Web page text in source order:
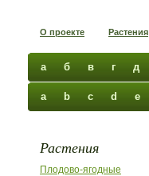
О проекте Растения
а б в г д
a b c d e
Растения
Плодово-ягодные